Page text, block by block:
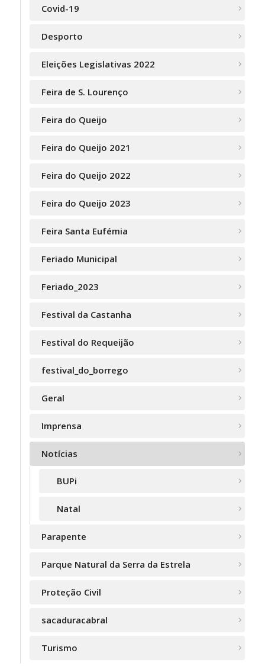
Covid-19
Desporto
Eleições Legislativas 2022
Feira de S. Lourenço
Feira do Queijo
Feira do Queijo 2021
Feira do Queijo 2022
Feira do Queijo 2023
Feira Santa Eufémia
Feriado Municipal
Feriado_2023
Festival da Castanha
Festival do Requeijão
festival_do_borrego
Geral
Imprensa
Notícias
BUPi
Natal
Parapente
Parque Natural da Serra da Estrela
Proteção Civil
sacaduracabral
Turismo